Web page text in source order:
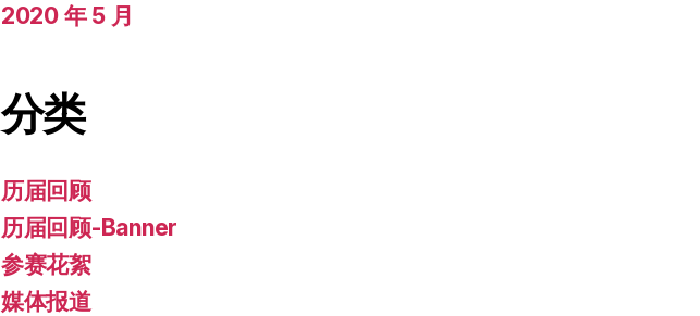
2020 年 5 月
分类
历届回顾
历届回顾-Banner
参赛花絮
媒体报道